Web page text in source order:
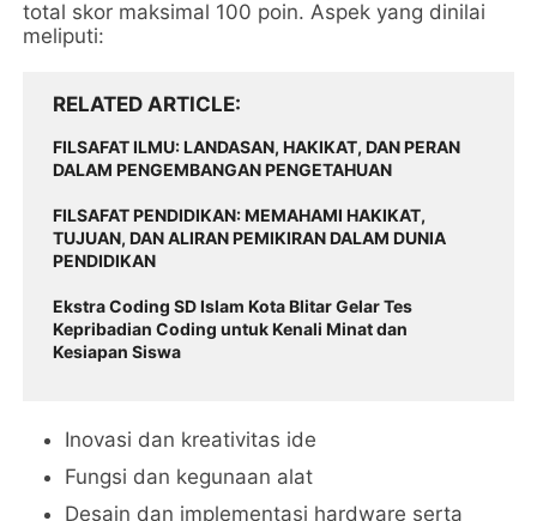
total skor maksimal 100 poin. Aspek yang dinilai
meliputi:
RELATED ARTICLE
FILSAFAT ILMU: LANDASAN, HAKIKAT, DAN PERAN
DALAM PENGEMBANGAN PENGETAHUAN
FILSAFAT PENDIDIKAN: MEMAHAMI HAKIKAT,
TUJUAN, DAN ALIRAN PEMIKIRAN DALAM DUNIA
PENDIDIKAN
Ekstra Coding SD Islam Kota Blitar Gelar Tes
Kepribadian Coding untuk Kenali Minat dan
Kesiapan Siswa
Inovasi dan kreativitas ide
Fungsi dan kegunaan alat
Desain dan implementasi hardware serta